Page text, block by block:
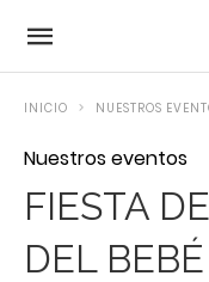
INICIO NUESTROS
Nuestros eventos
FIESTA
DEL BEBÉ